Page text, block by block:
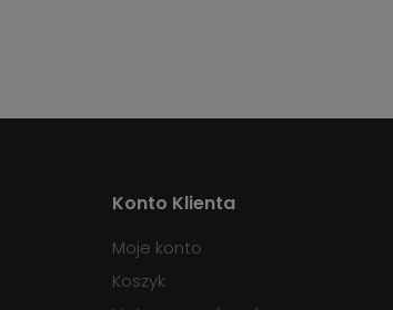
Konto Klienta
Moje konto
Koszyk